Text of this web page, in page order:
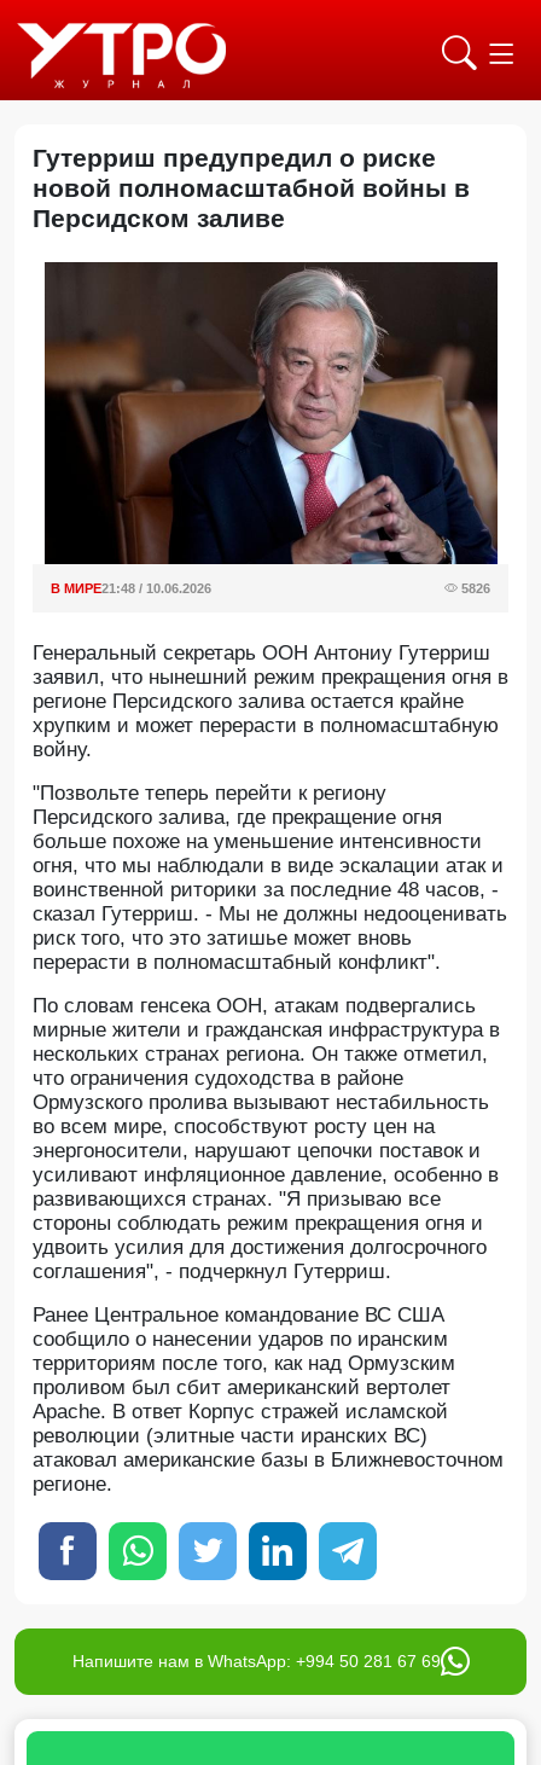
Гутерриш предупредил о риске
новой полномасштабной войны в
Персидском заливе
В МИРЕ21:48 / 10.06.2026 5826
Генеральный секретарь ООН Антониу Гутерриш
заявил, что нынешний режим прекращения огня в
регионе Персидского залива остается крайне
хрупким и может перерасти в полномасштабную
войну.
"Позвольте теперь перейти к региону
Персидского залива, где прекращение огня
больше похоже на уменьшение интенсивности
огня, что мы наблюдали в виде эскалации атак и
воинственной риторики за последние 48 часов, -
сказал Гутерриш. - Мы не должны недооценивать
риск того, что это затишье может вновь
перерасти в полномасштабный конфликт".
По словам генсека ООН, атакам подвергались
мирные жители и гражданская инфраструктура в
нескольких странах региона. Он также отметил,
что ограничения судоходства в районе
Ормузского пролива вызывают нестабильность
во всем мире, способствуют росту цен на
энергоносители, нарушают цепочки поставок и
усиливают инфляционное давление, особенно в
развивающихся странах. "Я призываю все
стороны соблюдать режим прекращения огня и
удвоить усилия для достижения долгосрочного
соглашения", - подчеркнул Гутерриш.
Ранее Центральное командование ВС США
сообщило о нанесении ударов по иранским
территориям после того, как над Ормузским
проливом был сбит американский вертолет
Apache. В ответ Корпус стражей исламской
революции (элитные части иранских ВС)
атаковал американские базы в Ближневосточном
регионе.
Напишите нам в WhatsApp: +994 50 281 67 69